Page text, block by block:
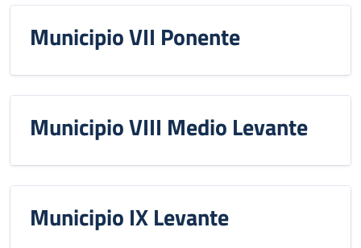
Municipio VII Ponente
Municipio VIII Medio Levante
Municipio IX Levante